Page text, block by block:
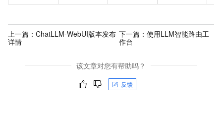
上一篇： ChatLLM-WebUI版本发布
详情
下一篇：使用LLM智能路由工
作台
该文章对您有帮助吗？
反馈